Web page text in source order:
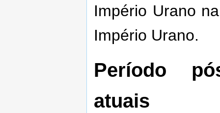
Império Urano
Império Urano.
Período
atuais